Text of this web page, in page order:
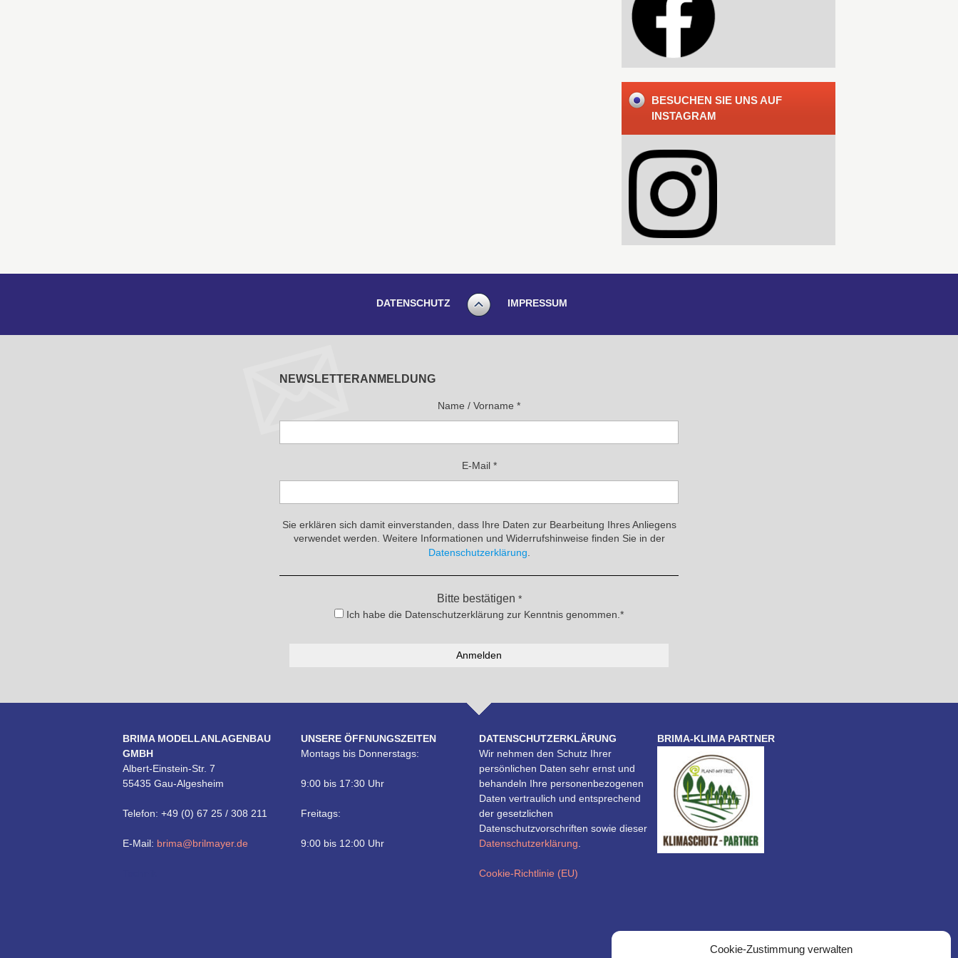
Cookie-Zustimmung verwalten
BESUCHEN SIE UNS AUF
INSTAGRAM
DATENSCHUTZ IMPRESSUM
NEWSLETTERANMELDUNG
Name / Vorname *
E-Mail *
Sie erklären sich damit einverstanden, dass Ihre Daten zur Bearbeitung Ihres Anliegens
verwendet werden. Weitere Informationen und Widerrufshinweise finden Sie in der
Datenschutzerklärung
Bitte bestätigen *
Ich habe die Datenschutzerklärung zur Kenntnis genommen.*
BRIMA MODELLANLAGENBAU
GMBH
Albert-Einstein-Str. 7
55435 Gau-Algesheim
Telefon: +49 (0) 67 25 / 308 211
E-Mail: brima@brilmayer.de
UNSERE ÖFFNUNGSZEITEN
Montags bis Donnerstags:
9:00 bis 17:30 Uhr
Freitags:
9:00 bis 12:00 Uhr
DATENSCHUTZERKLÄRUNG
Wir nehmen den Schutz Ihrer
persönlichen Daten sehr ernst und
behandeln Ihre personenbezogenen
Daten vertraulich und entsprechend
der gesetzlichen
Datenschutzvorschriften sowie dieser
Datenschutzerklärung
Cookie-Richtlinie (EU)
BRIMA-KLIMA PARTNER